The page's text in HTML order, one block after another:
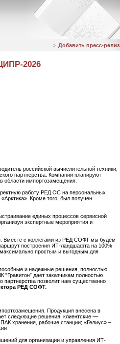
» Добавить пресс-релиз
2026
российской вычислительной техники,
партнерства. Компании планируют
области импортозамещения.
работу РЕД ОС на персональных
Кроме того, был получен
единых процессов сервисной
экспертные мероприятия и
Вместе с коллегами из РЕД СОФТ мы будем
построения ИТ-ландшафта на 100%
простым и выгодным для
и надежные решения, полностью
дает заказчикам полностью
партнерства позволит нам существенно
РЕД СОФТ.
Продукция внесена в
следующие решения: клиентские —
хранения, рабочие станции; «Гелиус» –
для организации и управления ИТ-